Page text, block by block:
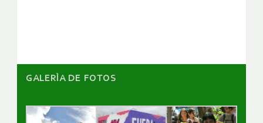
GALERÌA DE FOTOS